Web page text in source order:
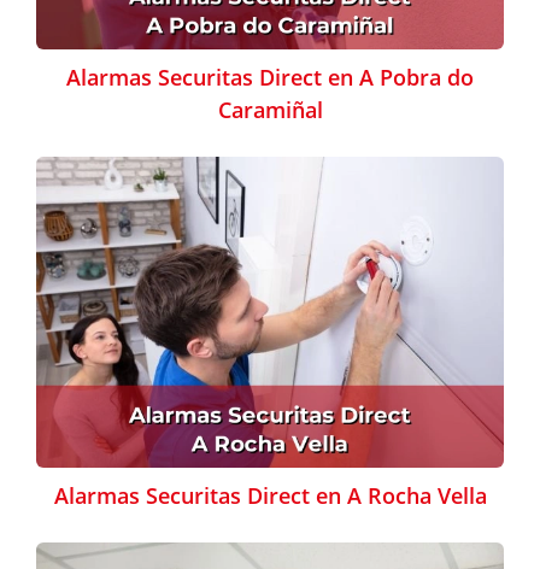
Alarmas Securitas Direct en A Pobra do
Caramiñal
Alarmas Securitas Direct en A Rocha Vella